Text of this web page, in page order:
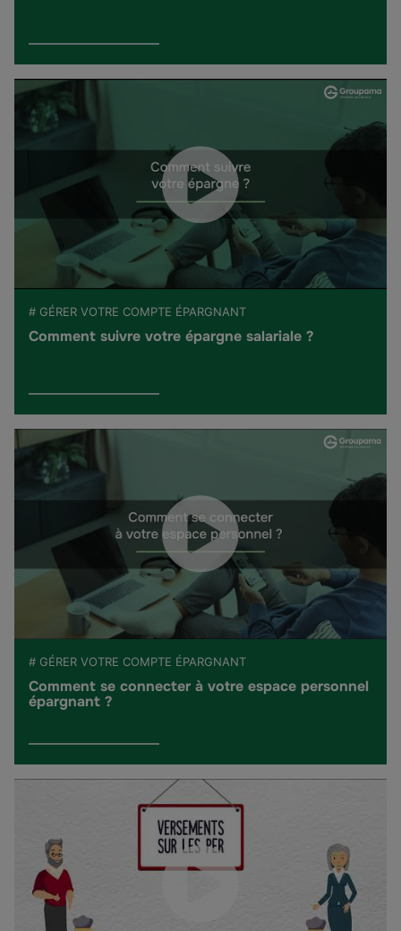
# GÉRER VOTRE COMPTE ÉPARGNANT
Comment suivre votre épargne salariale ?
# GÉRER VOTRE COMPTE ÉPARGNANT
Comment se connecter à votre espace personnel
épargnant ?